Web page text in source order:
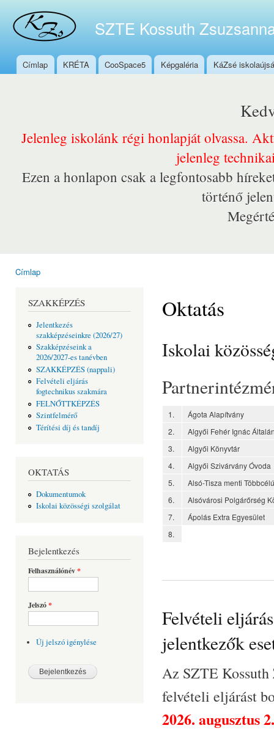
SZTE Kossuth
Főmenü
Címlap KRÉTA CooSpace5 Képgaléria KáZsé
Jelenleg iskolánk régi honlapját olvassa.
jelenleg
Ezen a honlapon csak a legfontosabb
történő
Címlap
SZAKKÉPZÉS
Jelentkezés
szakképzéseinkre (2026/27)
Szakképzéseink a
2026/2027-es tanévben
SZAKKÉPZÉS (nappali)
Felvételi eljárás
fogtechnikus szakmára
FELNŐTTKÉPZÉS
Szintfelmérő
Térítési díj és tandíj
OKTATÁS
Dokumentumok
Iskolai közösségi szolgálat
Bejelentkezés
Felhasználónév*
Jelszó*
Új jelszó igénylése
Oktatás
Iskolai
1.
Ágota Alapítvány
2.
Algyői Fehér Ignác
3.
Algyői Könyvtár
4.
Algyői Szivárvány Óvoda
5.
Alsó-Tisza menti
6.
Alsóvárosi Polgárőrség
7.
Ápolás Extra Egyesület
8.
Felvételi
jelentkezők
Az SZTE Kossuth
felvételi eljárást
2026. augusztus